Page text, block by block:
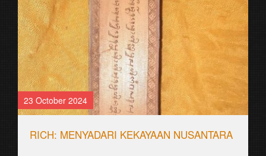
23 October 2024
RICH: MENYADARI KEKAYAAN NUSANTARA